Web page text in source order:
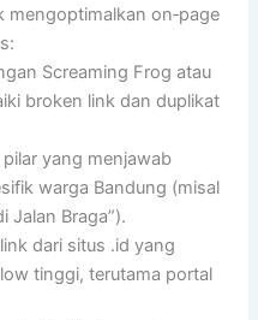
mengoptimalkan on‑page
Screaming Frog atau
broken link dan duplikat
yang menjawab
warga Bandung (misal
Jalan Braga”).
dari situs .id yang
tinggi, terutama portal